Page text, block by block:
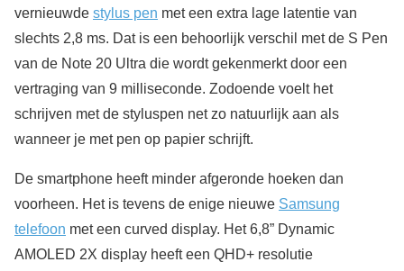
vernieuwde stylus pen met een extra lage latentie van
slechts 2,8 ms. Dat is een behoorlijk verschil met de S Pen
van de Note 20 Ultra die wordt gekenmerkt door een
vertraging van 9 milliseconde. Zodoende voelt het
schrijven met de styluspen net zo natuurlijk aan als
wanneer je met pen op papier schrijft.
De smartphone heeft minder afgeronde hoeken dan
voorheen. Het is tevens de enige nieuwe Samsung
telefoon met een curved display. Het 6,8” Dynamic
AMOLED 2X display heeft een QHD+ resolutie